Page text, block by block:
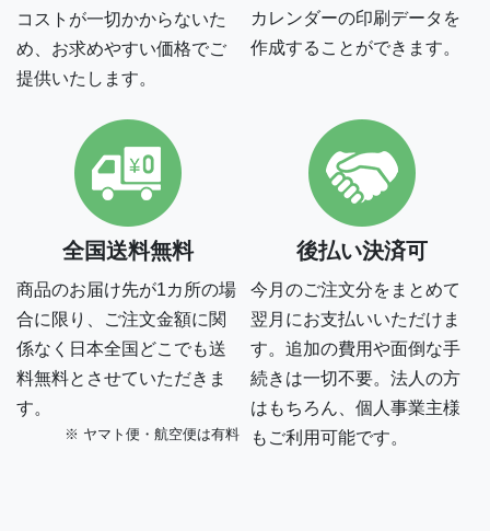
コストが一切かからないた
め、お求めやすい価格でご
提供いたします。
カレンダーの印刷データを
作成することができます。
全国送料無料
商品のお届け先が1カ所の場
合に限り、ご注文金額に関
係なく日本全国どこでも送
料無料とさせていただきま
す。
※ ヤマト便・航空便は有料
後払い決済可
今月のご注文分をまとめて
翌月にお支払いいただけま
す。追加の費用や面倒な手
続きは一切不要。法人の方
はもちろん、個人事業主様
もご利用可能です。